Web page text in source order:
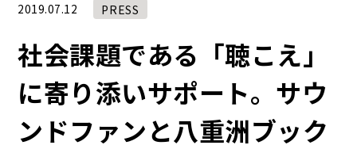
2019.07.12 PRESS
社会課題である「聴こえ」
に寄り添いサポート。サウ
ンドファンと八重洲ブック